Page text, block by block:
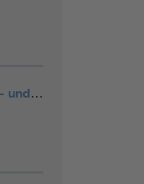
VDE FNN / ETG Tutorial Schutz- und Leittechnik